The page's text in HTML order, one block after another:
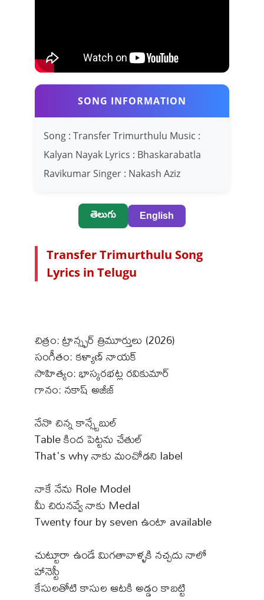
SONG INFORMATION
Song : Transfer Trimurthulu Music :
Kalyan Nayak Lyrics : Bhaskarabatla
Ravikumar Singer : Nakash Aziz
తెలుగు English
Transfer Trimurthulu Song
Lyrics in Telugu
చిత్రం: ట్రాన్స్ఫర్ త్రిమూర్తులు (2026)
సంగీతం: కళ్యాణ్ నాయక్
సాహిత్యం: భాస్కరభట్ల రవికుమార్
గానం: నకాష్ అజీజ్
నేనొ చిన్న కాన్స్టేబుల్
Table కింద పెట్టను చేతుల్
That's why నాకు మంచోడని label
నాకే నేను Role Model
మీ చిరునవ్వే నాకు Medal
Twenty four by seven ఉంటా available
చుట్టూరా ఉండే మిగతావాళ్ళకి నచ్చదు నాలో
హానెస్టీ
కేసులతోటి కాసుల ఆటకి అడ్డం కాబట్టి